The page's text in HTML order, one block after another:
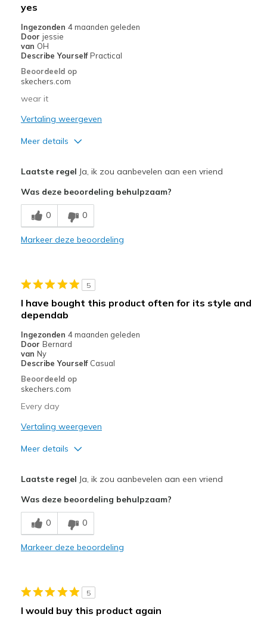
yes
Ingezonden 4 maanden geleden
Door jessie
van OH
Describe Yourself Practical
Beoordeeld op
skechers.com
wear it
Vertaling weergeven
Meer details
Comfortable
Stylish
Sizing
Feels true to size
Laatste regel Ja, ik zou aanbevelen aan een vriend
Was deze beoordeling behulpzaam?
0 0
Markeer deze beoordeling
5
I have bought this product often for its style and
dependab
Ingezonden 4 maanden geleden
Door Bernard
van Ny
Describe Yourself Casual
Beoordeeld op
skechers.com
Every day
Vertaling weergeven
Meer details
Minpunten
Need Break In
Going Out
Laatste regel Ja, ik zou aanbevelen aan een vriend
Was deze beoordeling behulpzaam?
0 0
Markeer deze beoordeling
5
I would buy this product again